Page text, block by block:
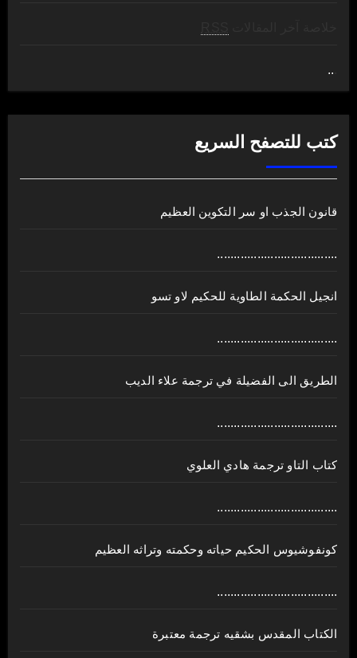
..
كتب للتصفح السريع
قانون الجذب او سر التكوين العظيم
....................................
انجيل الحكمة الطاوية للحكيم لاو تسو
....................................
الطريق الى الفضيلة في ترجمة علاء الديب
....................................
كتاب التاو ترجمة هادي العلوي
....................................
كونفوشيوس الحكيم حياته وحكمته وتراثه العظيم
....................................
الكتاب المقدس بشقيه ترجمة معتبرة